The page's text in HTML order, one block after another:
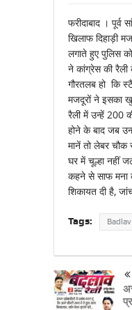
फरीदाबाद ।
खिलाफ दिहाड़ी
लगाते हुए पुलिस
ने कांग्रेस की रैली
गौरतलब हो कि
मजदूरों ने इसका
रैली में उन्हें 200
होने के बाद जब
मानें तो लेबर
घर में चूल्हा नहीं
कहने से साफ मना
शिकायत दी है,
Tags: